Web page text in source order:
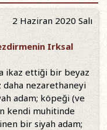
2 Haziran 2020 Salı
Irksal
ikaz ettiği bir beyaz
daha nezarethaneyi
adam; köpeği (ve
kendi muhitinde
bir siyah adam;